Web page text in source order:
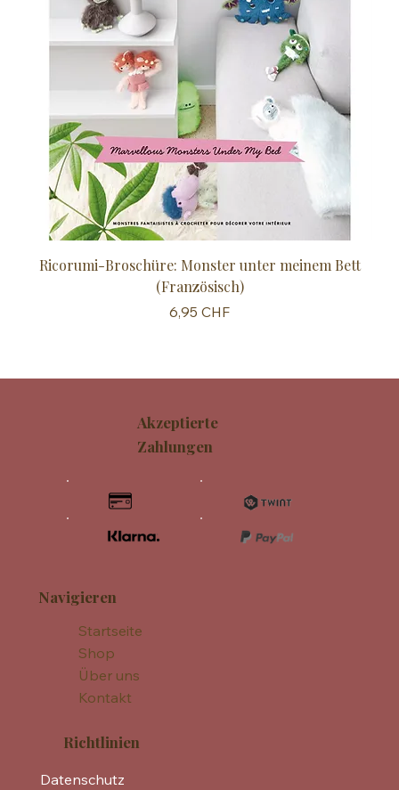
Ricorumi-Broschüre: Monster unter meinem Bett
(Französisch)
Preis
6,95 CHF
Navigieren
Startseite
Shop
Über uns
Kontakt
Richtlinien
Datenschutz
Akzeptierte
Zahlungen